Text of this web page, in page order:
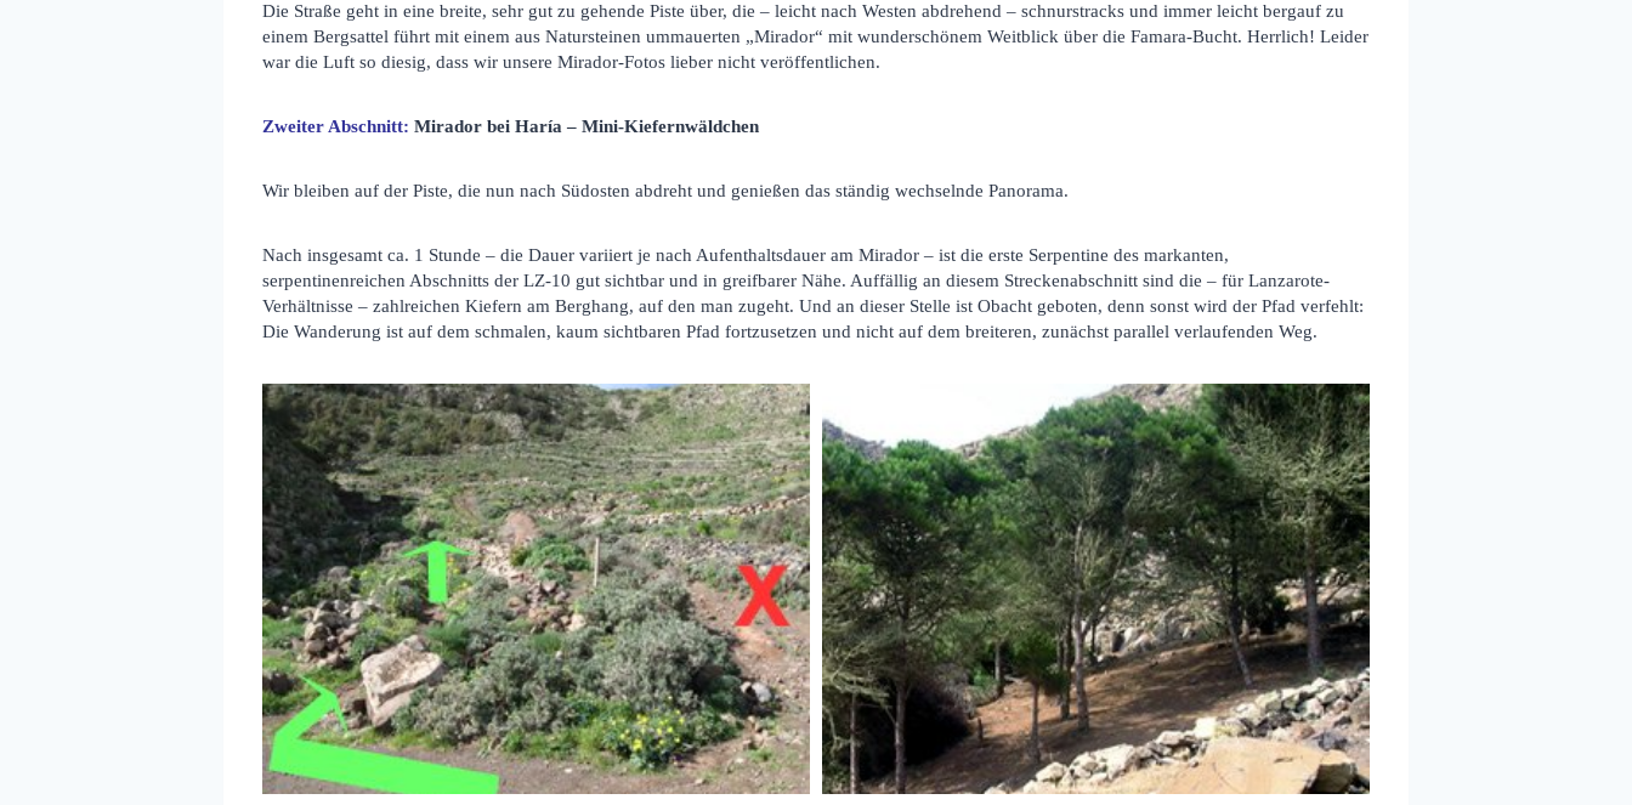
Die Straße geht in eine breite, sehr gut zu gehende Piste über, die – leicht nach Westen abdrehend – schnurstracks und immer leicht bergauf zu
einem Bergsattel führt mit einem aus Natursteinen ummauerten „Mirador“ mit wunderschönem Weitblick über die Famara-Bucht. Herrlich! Leider
war die Luft so diesig, dass wir unsere Mirador-Fotos lieber nicht veröffentlichen.
Zweiter Abschnitt: Mirador bei Haría – Mini-Kiefernwäldchen
Wir bleiben auf der Piste, die nun nach Südosten abdreht und genießen das ständig wechselnde Panorama.
Nach insgesamt ca. 1 Stunde – die Dauer variiert je nach Aufenthaltsdauer am Mirador – ist die erste Serpentine des markanten,
serpentinenreichen Abschnitts der LZ-10 gut sichtbar und in greifbarer Nähe. Auffällig an diesem Streckenabschnitt sind die – für Lanzarote-
Verhältnisse – zahlreichen Kiefern am Berghang, auf den man zugeht. Und an dieser Stelle ist Obacht geboten, denn sonst wird der Pfad verfehlt:
Die Wanderung ist auf dem schmalen, kaum sichtbaren Pfad fortzusetzen und nicht auf dem breiteren, zunächst parallel verlaufenden Weg.